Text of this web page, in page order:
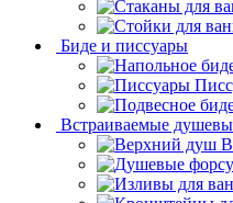
Биде и писсуары
Встраиваемые